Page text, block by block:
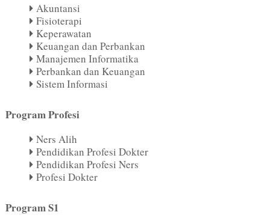
Akuntansi
Fisioterapi
Keperawatan
Keuangan dan Perbankan
Manajemen Informatika
Perbankan dan Keuangan
Sistem Informasi
Program Profesi
Ners Alih
Pendidikan Profesi Dokter
Pendidikan Profesi Ners
Profesi Dokter
Program S1